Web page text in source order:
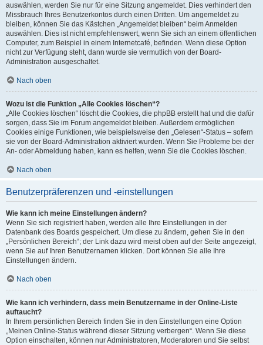
auswählen, werden Sie nur für eine Sitzung angemeldet. Dies verhindert den
Missbrauch Ihres Benutzerkontos durch einen Dritten. Um angemeldet zu
bleiben, können Sie das Kästchen „Angemeldet bleiben“ beim Anmelden
auswählen. Dies ist nicht empfehlenswert, wenn Sie sich an einem öffentlichen
Computer, zum Beispiel in einem Internetcafé, befinden. Wenn diese Option
nicht zur Verfügung steht, dann wurde sie vermutlich von der Board-
Administration ausgeschaltet.
Nach oben
Wozu ist die Funktion „Alle Cookies löschen“?
„Alle Cookies löschen“ löscht die Cookies, die phpBB erstellt hat und die dafür
sorgen, dass Sie im Forum angemeldet bleiben. Außerdem ermöglichen
Cookies einige Funktionen, wie beispielsweise den „Gelesen“-Status – sofern
sie von der Board-Administration aktiviert wurden. Wenn Sie Probleme bei der
An- oder Abmeldung haben, kann es helfen, wenn Sie die Cookies löschen.
Nach oben
Benutzerpräferenzen und -einstellungen
Wie kann ich meine Einstellungen ändern?
Wenn Sie sich registriert haben, werden alle Ihre Einstellungen in der
Datenbank des Boards gespeichert. Um diese zu ändern, gehen Sie in den
„Persönlichen Bereich“; der Link dazu wird meist oben auf der Seite angezeigt,
wenn Sie auf Ihren Benutzernamen klicken. Dort können Sie alle Ihre
Einstellungen ändern.
Nach oben
Wie kann ich verhindern, dass mein Benutzername in der Online-Liste
auftaucht?
In Ihrem persönlichen Bereich finden Sie in den Einstellungen eine Option
„Meinen Online-Status während dieser Sitzung verbergen“. Wenn Sie diese
Option einschalten, können nur Administratoren, Moderatoren und Sie selbst